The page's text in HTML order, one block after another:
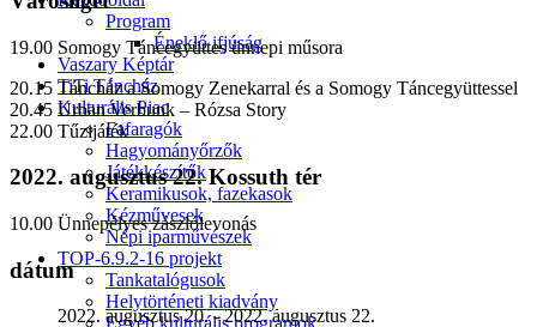
Program
Éneklő ifjúság
Vaszary Képtár
TiTi Táncház
Kulturális Piac
Fafaragók
Hagyományőrzők
Játékkészítők
Keramikusok, fazekasok
Kézművesek
Népi iparművészek
TOP-6.9.2-16 projekt
Tankatalógusok
Helytörténeti kiadvány
Egyéb kulturális programok
19.00 Somogy Táncegyüttes ünnepi műsora
20.15 Táncház a Somogy Zenekarral és a Somogy Táncegyüttessel
20.45 Urban Verbunk – Rózsa Story
22.00 Tűzijáték
2022. augusztus 22. Kossuth tér
10.00 Ünnepélyes zászlólevonás
dátum
2022. augusztus 20.- 2022. augusztus 22.